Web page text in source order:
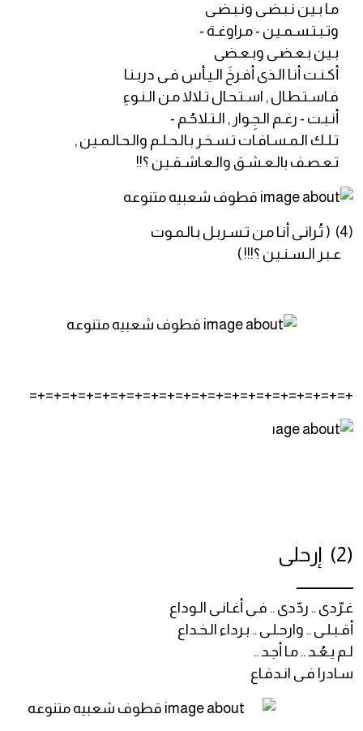
مـا بـيـن نـبـضـى ونـبـضـى
وتـبـتـسـمـيـن - مـراوغـة -
بـيـن بـعـضـى وبـعـضى
أكـنـت أنـا الـذى أفـرخَ الـيـأس فـى دربـنـا
فـاسـتـطـال , اسـتـحـال تـلالا مـن الـنـوءِ
أنـبـت - رغـم الـجِـوار , الـتـلاحُـم -
تـلـك الـمـسـافـات تـسـخـر بـالـحـلـم والـحـالـمـيـن ,
تـعـصـف بالـعـشـق والـعـاشـقـيـن ؟!!
(4) ( تُـرانـى أنـا مـن تـسـربـل بـالـمـوت
عـبـر الـسـنـيـن ؟!!! )
+=+=+=+=+=+=+=+=+=+=+=+=+=+=+=+=+=+=+=+=
(2) إرحلى
غـرّدى .. ردّدى .. فـى أغـانـى الـوداع
أقـبـلـى .. وارحـلـى .. بـرداء الـخـداع
لـم يـعُـد .. مـا أجـد ..
سـادرا فـى انـدفـاع